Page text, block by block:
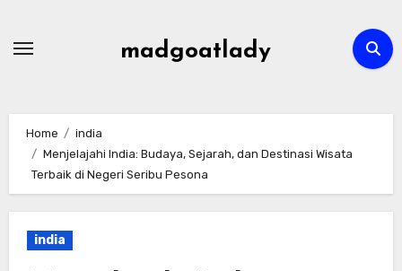
madgoatlady
Home
india
Menjelajahi India: Budaya, Sejarah, dan Destinasi Wisata
Terbaik di Negeri Seribu Pesona
india